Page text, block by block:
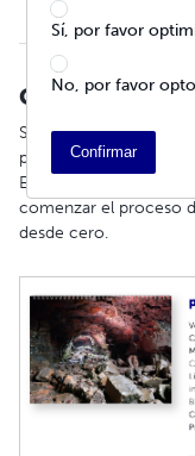
Opciones de
Copiar
Si tiene un calendario
puede copiar ese
Esto traerá todas las
comenzar el proceso
desde cero.
Sí, por favor
No, por favor
Confirmar